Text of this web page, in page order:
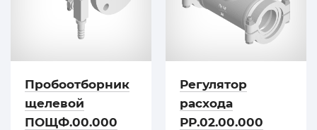
Пробоотборник
щелевой
ПОЩФ.00.000
Регулятор
расхода
РР.02.00.000